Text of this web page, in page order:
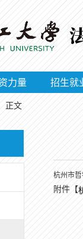
力量 招生就
正文
杭州市
附件【